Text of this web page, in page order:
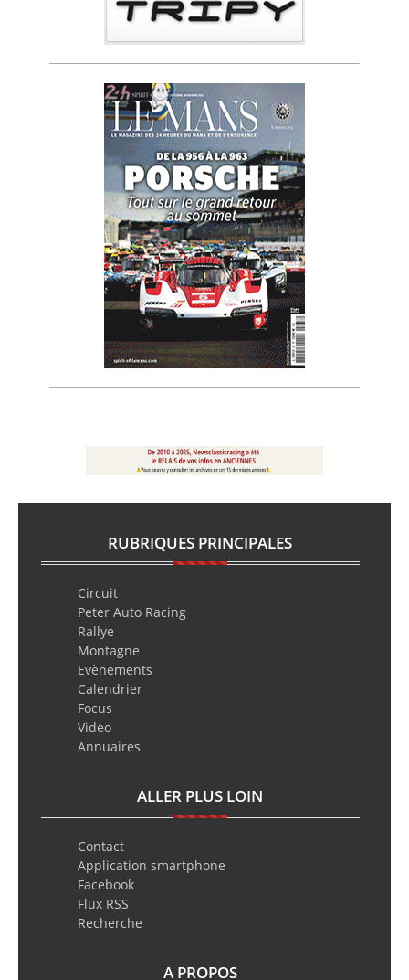
RUBRIQUES PRINCIPALES
Circuit
Peter Auto Racing
Rallye
Montagne
Evènements
Calendrier
Focus
Video
Annuaires
ALLER PLUS LOIN
Contact
Application smartphone
Facebook
Flux RSS
Recherche
A PROPOS